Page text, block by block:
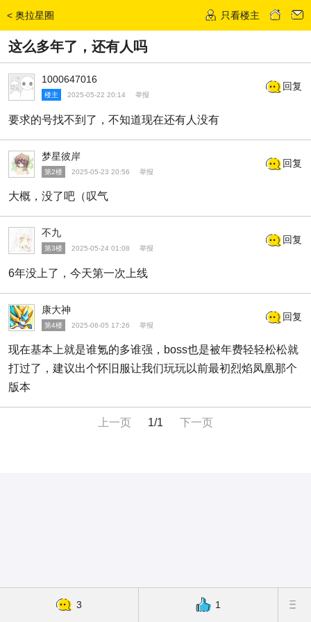
发话题
这么多年了，还有人吗
1000647016
楼主 2025-05-22 20:14 举报
回复
要求的号找不到了，不知道现在还有人没有
梦星彼岸
第2楼 2025-05-23 20:56 举报
回复
大概，没了吧（叹气
不九
第3楼 2025-05-24 01:08 举报
回复
6年没上了，今天第一次上线
康大神
第4楼 2025-06-05 17:26 举报
回复
现在基本上就是谁氪的多谁强，boss也是被年费轻轻松松就
打过了，建议出个怀旧服让我们玩玩以前最初烈焰凤凰那个
版本
上一页 1/1 下一页
< 奥拉星圈 只看楼主
3 1